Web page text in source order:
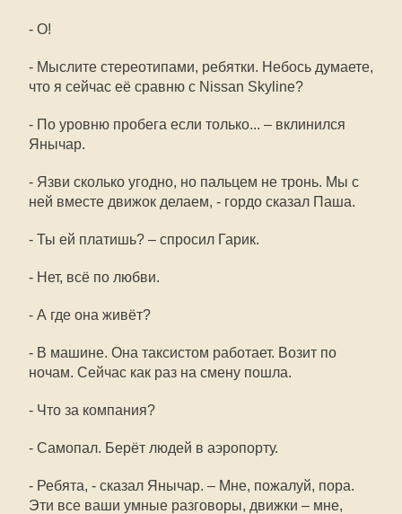
- О!
- Мыслите стереотипами, ребятки. Небось думаете,
что я сейчас её сравню с Nissan Skyline?
- По уровню пробега если только... – вклинился
Янычар.
- Язви сколько угодно, но пальцем не тронь. Мы с
ней вместе движок делаем, - гордо сказал Паша.
- Ты ей платишь? – спросил Гарик.
- Нет, всё по любви.
- А где она живёт?
- В машине. Она таксистом работает. Возит по
ночам. Сейчас как раз на смену пошла.
- Что за компания?
- Самопал. Берёт людей в аэропорту.
- Ребята, - сказал Янычар. – Мне, пожалуй, пора.
Эти все ваши умные разговоры, движки – мне,